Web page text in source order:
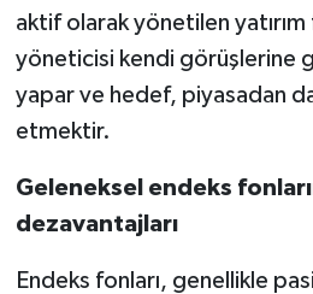
aktif olarak yönetilen
yöneticisi kendi görüşlerine
yapar ve hedef, piyasadan
etmektir.
Geleneksel endeks
dezavantajları
Endeks fonları, genellikle